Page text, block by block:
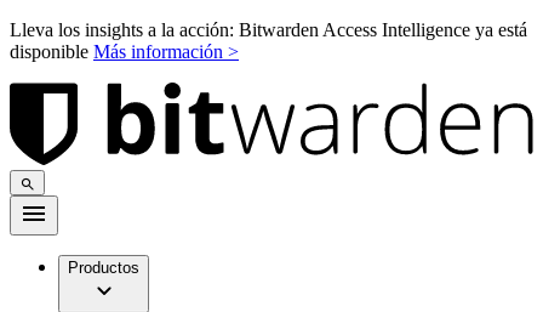
Lleva los insights a la acción: Bitwarden Access Intelligence ya está
disponible Más información >
Productos